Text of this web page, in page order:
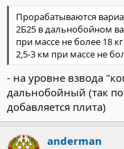
Прорабатываются
2Б25 в дальнобойном
при массе не более 18
2,5-3 км при массе не
- на уровне взвода
дальнобойный (так
добавляется плита)
anderman